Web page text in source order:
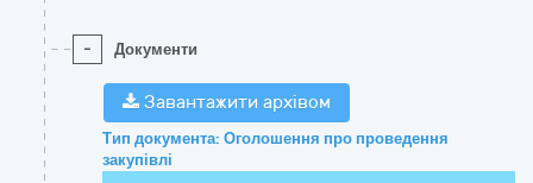
- Документи
Завантажити архівом
Тип документа: Оголошення про проведення
закупівлі